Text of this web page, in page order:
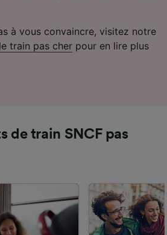
à vous convaincre, visitez notre
train pas cher pour en lire plus
de train SNCF pas